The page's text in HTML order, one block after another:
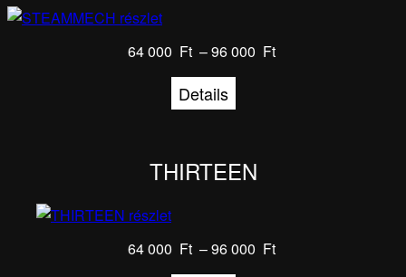
64 000 Ft –96 000 Ft
Details
THIRTEEN
64 000 Ft –96 000 Ft